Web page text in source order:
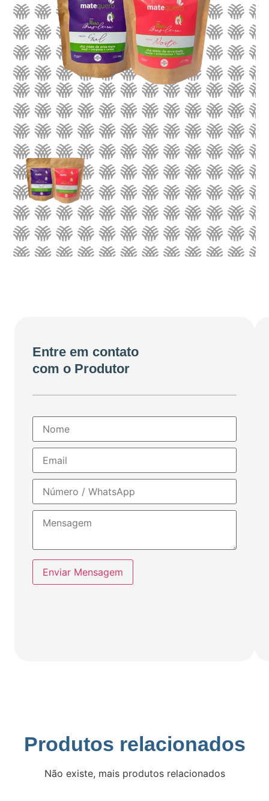
Entre em contato
com o Produtor
Enviar Mensagem
Produtos relacionados
Não existe, mais produtos relacionados